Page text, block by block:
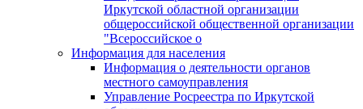
Иркутской областной организации
общероссийской общественной организации
"Всероссийское о
Информация для населения
Информация о деятельности органов
местного самоуправления
Управление Росреестра по Иркутской